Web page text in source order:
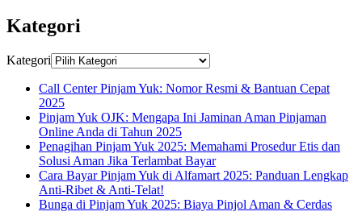
Kategori
Kategori
Call Center Pinjam Yuk: Nomor Resmi & Bantuan Cepat
2025
Pinjam Yuk OJK: Mengapa Ini Jaminan Aman Pinjaman
Online Anda di Tahun 2025
Penagihan Pinjam Yuk 2025: Memahami Prosedur Etis dan
Solusi Aman Jika Terlambat Bayar
Cara Bayar Pinjam Yuk di Alfamart 2025: Panduan Lengkap
Anti-Ribet & Anti-Telat!
Bunga di Pinjam Yuk 2025: Biaya Pinjol Aman & Cerdas